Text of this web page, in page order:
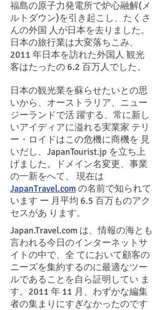
福島の原子力発電所で炉心融解(メ
ルトダウン)を引き起こし、たくさ
んの外国 人が日本を去りました。
日本の旅行業は大変落ちこみ、
2011 年日本を訪れた外国人 観光
客はたったの 6.2 百万人でした。
日本の観光業を蘇らせたいとの思
いから、オーストラリア、ニュー
ジーランドで活 躍する、常に新し
いアイディアに溢れる実業家 テリ
ー・ロイドはこの危機に商機を 見
いだし、JapanTourist.jp を立ち上
げました。ドメイン名変更、事業
の一新をへて、 現在は
JapanTravel.comの名前で知られて
います ー 月平均 6.5 百万ものアク
セスがあ ります。
Japan.Travel.com は、情報の海とも
言われる今日のインターネットサ
イトの中で、全 てにおいて顧客の
ニーズを集約するのに最適なツー
ルであることを自ら証明してい ま
す。2011 年 11 月、わずかな編集
者の集まりにすぎなかったのです